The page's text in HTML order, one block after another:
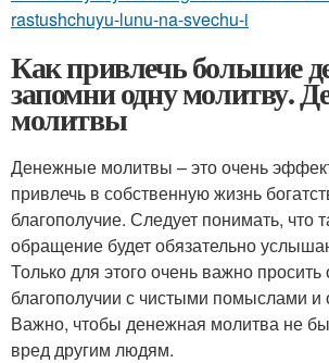
rastushchuyu-lunu-na-svechu-i
Как привлечь большие
запомни одну молитву.
молитвы
Денежные молитвы – это очень
привлечь в собственную жизнь
благополучие. Следует понимать, что
обращение будет обязательно
Только для этого очень важно
благополучии с чистыми помыслами и
Важно, чтобы денежная молитва не
вред другим людям.